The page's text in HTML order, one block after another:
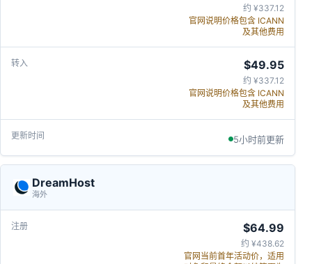
约 ¥337.12
官网说明价格包含 ICANN
及其他费用
$49.95
约 ¥337.12
官网说明价格包含 ICANN
及其他费用
5小时前更新
DreamHost
海外
$64.99
约 ¥438.62
官网当前首年活动价，适用